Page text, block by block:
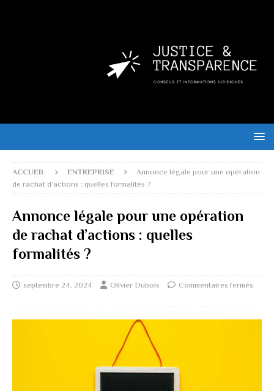
ACCUEIL ENTREPRISE
Annonce légale pour une opération
de rachat d’actions : quelles formalités ?
Annonce légale pour une opération
de rachat d’actions : quelles
formalités ?
septembre 24, 2024 Olivier Dubois Commentaires fermés